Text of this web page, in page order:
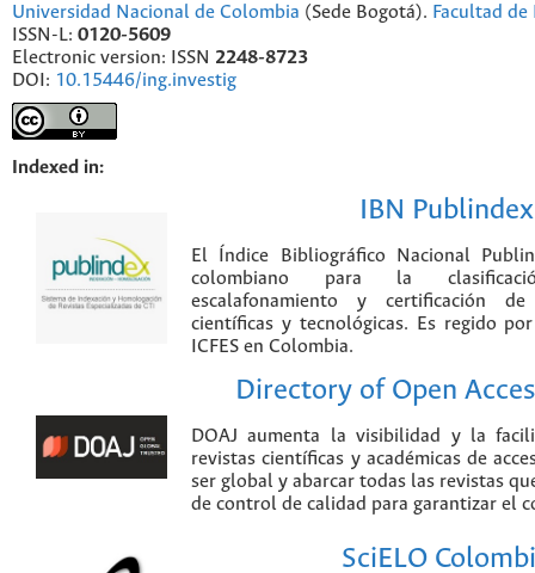
Universidad Nacional de Colombia (Sede Bogotá). Facultad
ISSN-L: 0120-5609
Electronic version: ISSN 2248-8723
DOI: 10.15446/ing.investig
Indexed in:
IBN Publindex
El Índice Bibliográfico Nacional
colombiano para la
escalafonamiento y certificación
científicas y tecnológicas. Es regido
ICFES en Colombia.
Directory of Open
DOAJ aumenta la visibilidad y la
revistas científicas y académicas de
ser global y abarcar todas las revistas
de control de calidad para garantizar el
SciELO